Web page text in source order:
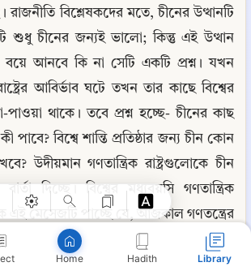
Home Hadith Library
রাজনীতি বিশ্লেষকদের মতে, চীনের উত্থানটি
শুধু চীনের জন্যই ভালো; কিন্তু এই উত্থান
বয়ে আনবে কি না সেটি একটি প্রশ্ন। যখন
আবির্ভাব ঘটে তখন তার কাছে বিশ্বের
থাকে। তবে প্রশ্ন হচ্ছে- চীনের কাছ
পাবে? বিশ্বে শান্তি প্রতিষ্ঠার জন্য চীন কোন
উদীয়মান গণতান্ত্রিক রাষ্ট্রগুলোকে চীন
দিচ্ছে। বিশ্বের মধ্যবয়সি গণতান্ত্রিক
এই মেসেজটি পাচ্ছে যে, আজকাল গণতন্ত্রের
মতো একনায়কতান্ত্রিক হলে রাষ্ট্রের উন্নতি
তো কোনো গণতন্ত্র নেই। তা সত্ত্বেও চীন